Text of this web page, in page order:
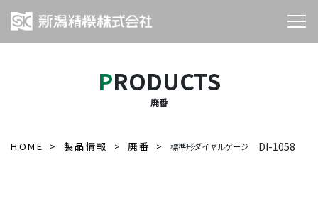
PRODUCTS
廃番
HOME 製品情報 廃番 標準形ダイヤルゲージDI-1058